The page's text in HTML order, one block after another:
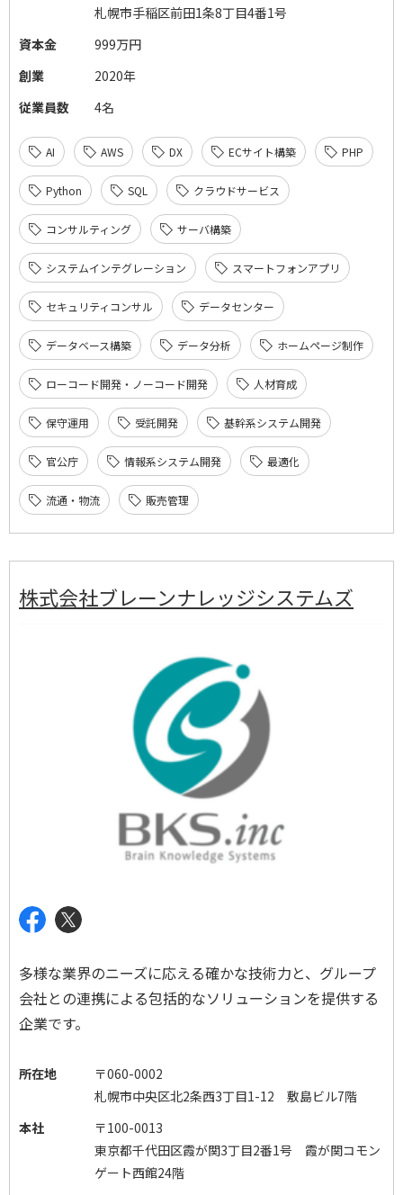
札幌市手稲区前田1条8丁目4番1号
資本金
999万円
創業
2020年
従業員数
4名
AI AWS DX ECサイト構築 PHP
Python SQL クラウドサービス
コンサルティング サーバ構築
システムインテグレーション スマートフォンアプリ
セキュリティコンサル データセンター
データベース構築 データ分析 ホームページ制作
ローコード開発・ノーコード開発 人材育成
保守運用 受託開発 基幹系システム開発
官公庁 情報系システム開発 最適化
流通・物流 販売管理
株式会社ブレーンナレッジシステムズ
多様な業界のニーズに応える確かな技術力と、グループ
会社との連携による包括的なソリューションを提供する
企業です。
所在地
〒060-0002
札幌市中央区北2条西3丁目1-12 敷島ビル7階
本社
〒100-0013
東京都千代田区霞が関3丁目2番1号 霞が関コモン
ゲート西館24階